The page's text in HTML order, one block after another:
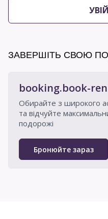
ЗАВЕРШІТЬ СВОЮ
booking.book-
Обирайте з широкого
та відчуйте
подорожі
Бронюйте зараз